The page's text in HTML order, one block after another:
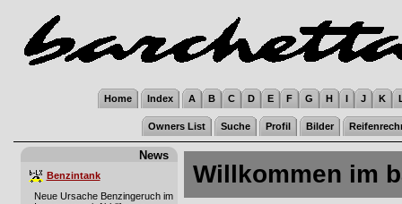
Home Index A B C D E F G H I J K
Owners List Suche Profil Bilder
News
Benzintank
Neue Ursache Benzingeruch im
Willkommen im